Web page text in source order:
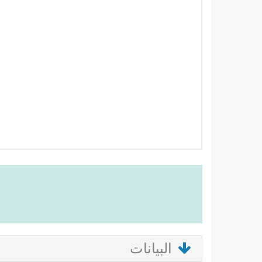
البيانات